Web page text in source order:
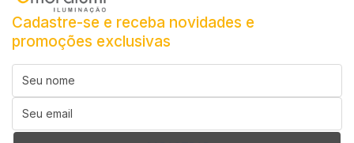
Cadastre-se e receba novidades e
promoções exclusivas